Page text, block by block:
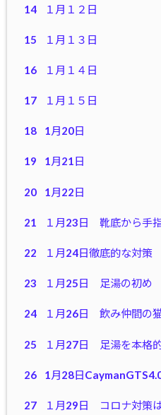
14 １月１２日
15 １月１３日
16 １月１４日
17 １月１５日
18 1月20日
19 1月21日
20 1月22日
21 １月23日 靴底から手
22 １月24日徹底的な対策
23 １月25日 足湯の初め
24 １月26日 飲み仲間の
25 １月27日 足湯を本格
26 1月28日
27 １月29日 コロナ対策